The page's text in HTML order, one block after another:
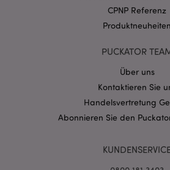
CPNP Referenz
Produktneuheiten
PUCKATOR
Über uns
Kontaktieren Sie
Handelsvertretung
Abonnieren Sie den
mage-cache-storage-section-
invalidation